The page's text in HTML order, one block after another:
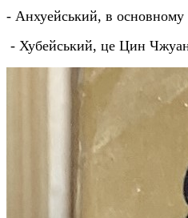
- Анхуейський, в
- Хубейський, це Цин